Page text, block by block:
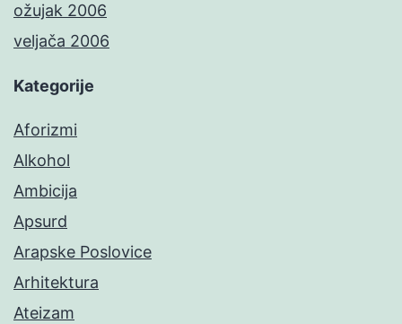
ožujak 2006
veljača 2006
Kategorije
Aforizmi
Alkohol
Ambicija
Apsurd
Arapske Poslovice
Arhitektura
Ateizam